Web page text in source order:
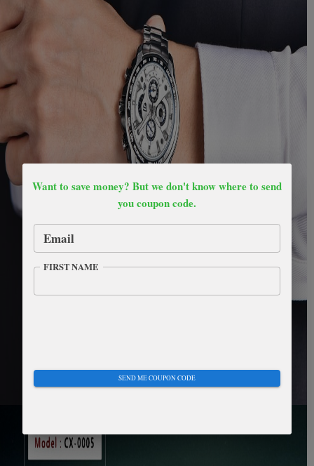
Want to save money? But we don't know where to send
you coupon code.
Email
FIRST NAME
SEND ME COUPON CODE